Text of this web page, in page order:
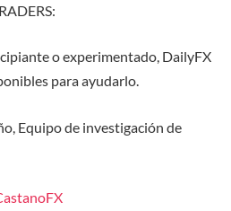
o experimentado, DailyFX
para ayudarlo.
Equipo de investigación de